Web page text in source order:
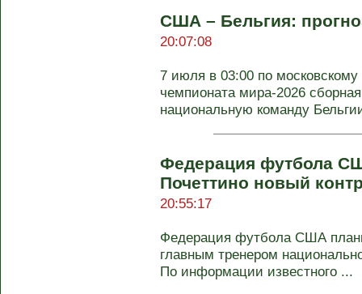
США – Бельгия:
20:07:08
7 июля в 03:00 по
чемпионата мира-2026
национальную команду
Федерация футбола
Почеттино новый
20:55:17
Федерация футбола США
главным тренером
По информации известного ...